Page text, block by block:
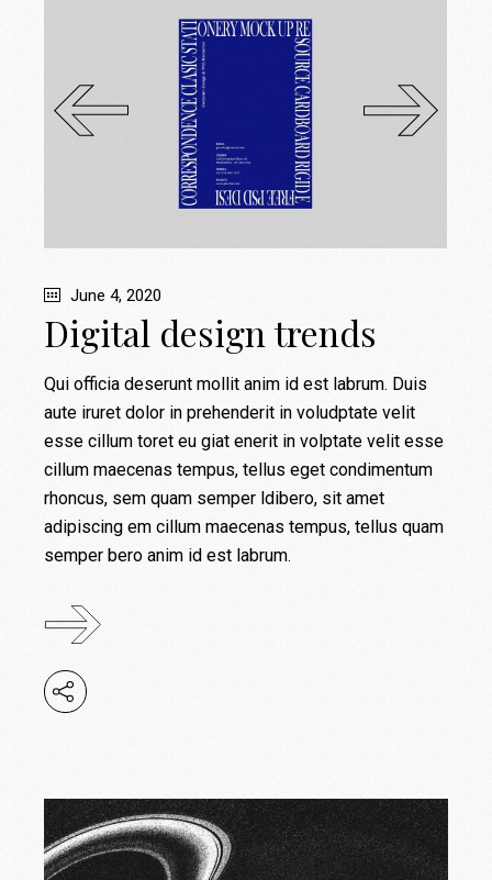
June 4, 2020
Digital design trends
Qui officia deserunt mollit anim id est labrum. Duis
aute iruret dolor in prehenderit in voludptate velit
esse cillum toret eu giat enerit in volptate velit esse
cillum maecenas tempus, tellus eget condimentum
rhoncus, sem quam semper ldibero, sit amet
adipiscing em cillum maecenas tempus, tellus quam
semper bero anim id est labrum.